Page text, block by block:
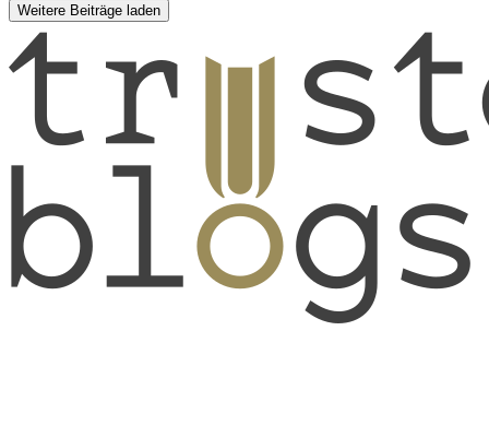
Weitere Beiträge laden